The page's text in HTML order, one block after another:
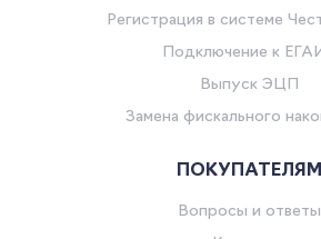
Регистрация в системе
Подключение к
Выпуск ЭЦП
Замена фискального
ПОКУПАТЕЛЯМ
Вопросы и ответы